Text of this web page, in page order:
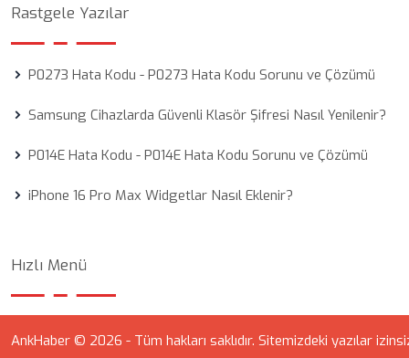
Rastgele Yazılar
P0273 Hata Kodu - P0273 Hata Kodu Sorunu ve Çözümü
Samsung Cihazlarda Güvenli Klasör Şifresi Nasıl Yenilenir?
P014E Hata Kodu - P014E Hata Kodu Sorunu ve Çözümü
iPhone 16 Pro Max Widgetlar Nasıl Eklenir?
Hızlı Menü
AnkHaber © 2026 - Tüm hakları saklıdır. Sitemizdeki yazılar